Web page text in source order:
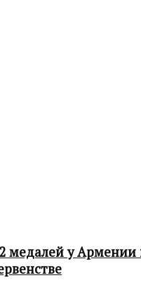
медалей у Армении